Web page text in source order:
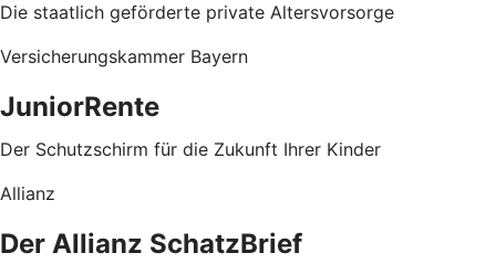
Die staatlich geförderte private Altersvorsorge
Versicherungskammer Bayern
JuniorRente
Der Schutzschirm für die Zukunft Ihrer Kinder
Allianz
Der Allianz SchatzBrief